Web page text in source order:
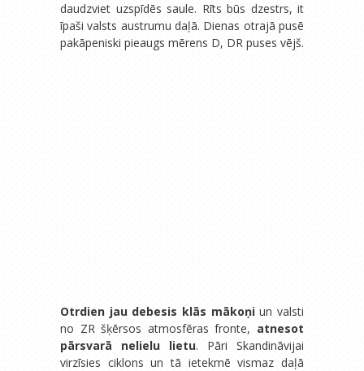
daudzviet uzspīdēs saule. Rīts būs dzestrs, it
īpaši valsts austrumu daļā. Dienas otrajā pusē
pakāpeniski pieaugs mērens D, DR puses vējš.
Otrdien jau debesis klās mākoņiun valsti
no ZR šķērsos atmosfēras fronte, atnesot
pārsvarā nelielu lietu. Pāri Skandināvijai
virzīsies ciklons un tā ietekmē vismaz daļā